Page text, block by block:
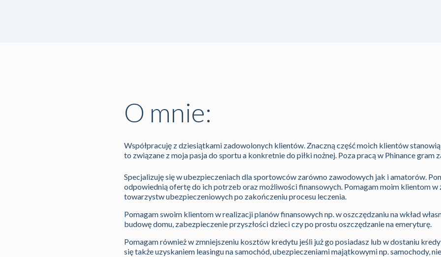
O mnie:
Współpracuję z dziesiątkami zadowolonych klientów. Znaczną część moich klientów
to związane z moja pasja do sportu a konkretnie do piłki nożnej. Poza pracą w Phinance gram
Specjalizuję się w ubezpieczeniach dla sportowców zarówno zawodowych jak i amatorów.
odpowiednią ofertę do ich potrzeb oraz możliwości finansowych. Pomagam moim klientom w
towarzystw ubezpieczeniowych po zakończeniu procesu leczenia.
Pomagam swoim klientom w realizacji planów finansowych np. w oszczędzaniu na wkład
budowę domu, zabezpieczenie przyszłości dzieci czy po prostu oszczędzanie na emeryturę.
Pomagam również w zmniejszeniu kosztów kredytu jeśli już go posiadasz lub w dostaniu
się także uzyskaniem leasingu na samochód, ubezpieczeniami majątkowymi np. samochody,